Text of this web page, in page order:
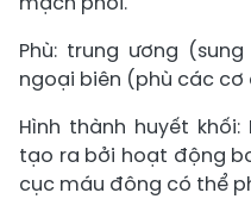
Phù: trung ương
ngoại biên (phù các cơ
Hình thành huyết
tạo ra bởi hoạt động
cục máu đông có thể